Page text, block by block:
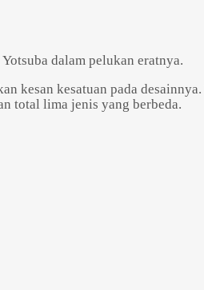
dalam pelukan eratnya.
kesan kesatuan pada
total lima jenis yang berbeda.